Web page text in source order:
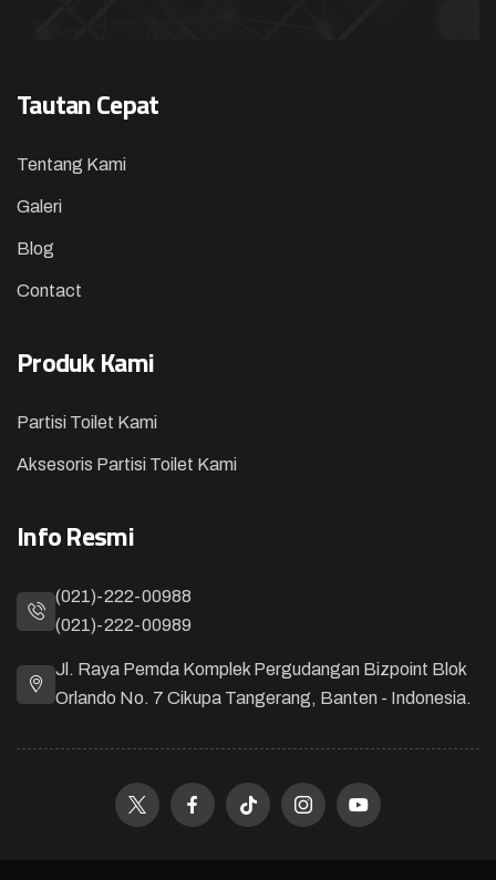
Tautan Cepat
Tentang Kami
Galeri
Blog
Contact
Produk Kami
Partisi Toilet Kami
Aksesoris Partisi Toilet Kami
Info Resmi
(021)-222-00988
(021)-222-00989
Jl. Raya Pemda Komplek Pergudangan Bizpoint Blok
Orlando No. 7 Cikupa Tangerang, Banten - Indonesia.